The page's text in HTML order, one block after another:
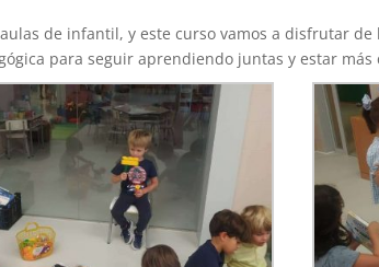
de infantil, y este curso vamos a disfrutar de
para seguir aprendiendo juntas y estar